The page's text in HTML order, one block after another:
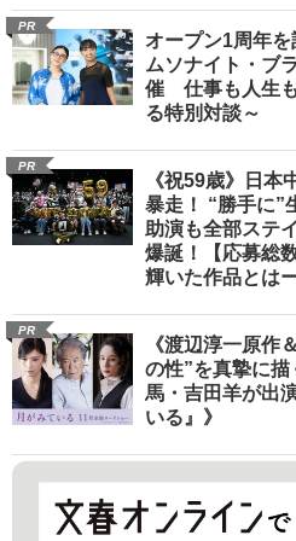
PR
オープン1周年
ムソナイト・ブ
催 仕事も人生
る特別対談～
PR
《祝59歳》日本
暴走！ “勝手に”
助演も全部ステ
爆誕！【応募総
輝いた作品とは
PR
《渡辺淳一原作
の性”を真摯に
馬・吉田羊が出
いる』》